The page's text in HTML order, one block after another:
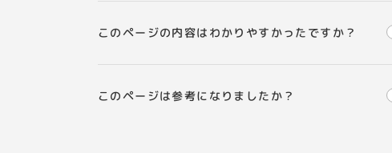
このページの内容はわかりやすかったですか？
このページは参考になりましたか？